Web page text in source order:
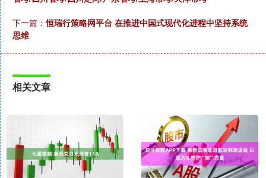
下一篇：恒瑞行策略网平台 在推进中国式现代化进程中坚持系统
思维
相关文章